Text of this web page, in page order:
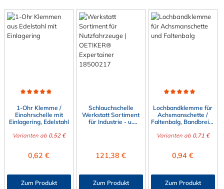
1-Ohr Klemme /
Einohrschelle mit
Einlagering, Edelstahl
Varianten ab0,52 €
Regulärer Preis:
0,62 €
Zum Produkt
Schlauchschelle
Werkstatt Sortiment
für Industrie - u.
Regulärer Preis:
121,38 €
Zum Produkt
Lochbandklemme für
Achsmanschette /
Faltenbalg, Bandbreite
Varianten ab0,71 €
Regulärer Preis:
0,94 €
Zum Produkt